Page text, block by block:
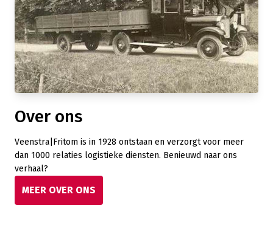
Over ons
Veenstra|Fritom is in 1928 ontstaan en verzorgt voor meer
dan 1000 relaties logistieke diensten. Benieuwd naar ons
verhaal?
MEER OVER ONS